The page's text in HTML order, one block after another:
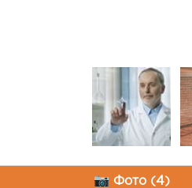
📷 Фото (4)